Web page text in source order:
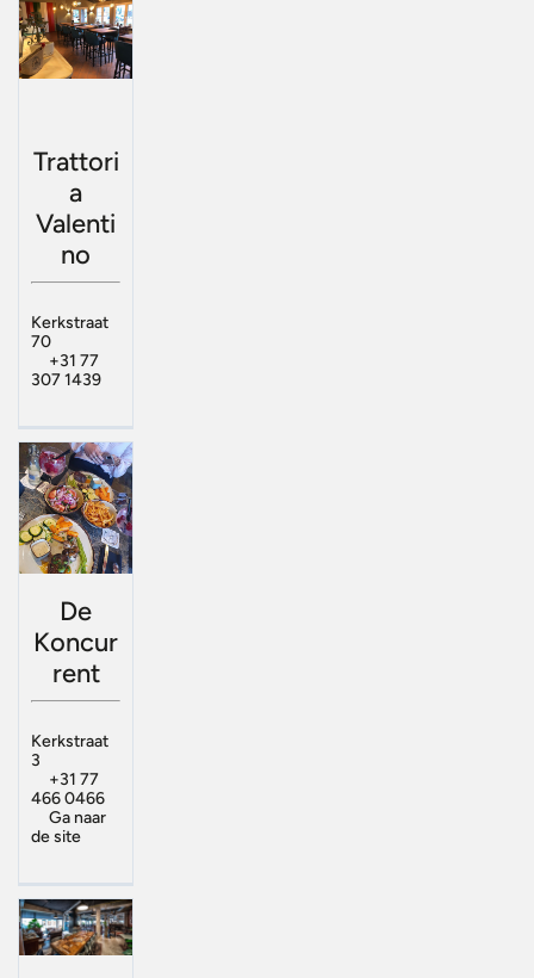
Trattori
a
Valenti
no
Kerkstraat
70
+31 77
307 1439
De
Koncur
rent
Kerkstraat
3
+31 77
466 0466
Ga naar
de site